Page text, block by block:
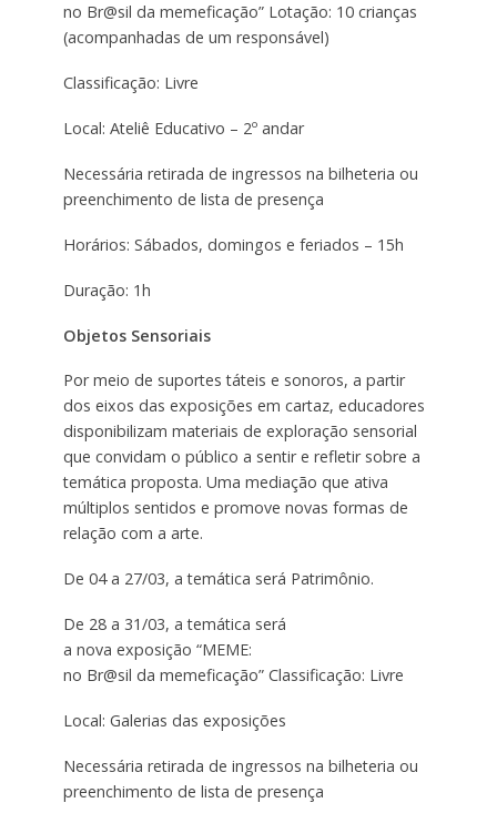
no Br@sil da memeficação” Lotação: 10 crianças
(acompanhadas de um responsável)
Classificação: Livre
Local: Ateliê Educativo – 2º andar
Necessária retirada de ingressos na bilheteria ou
preenchimento de lista de presença
Horários: Sábados, domingos e feriados – 15h
Duração: 1h
Objetos Sensoriais
Por meio de suportes táteis e sonoros, a partir
dos eixos das exposições em cartaz, educadores
disponibilizam materiais de exploração sensorial
que convidam o público a sentir e refletir sobre a
temática proposta. Uma mediação que ativa
múltiplos sentidos e promove novas formas de
relação com a arte.
De 04 a 27/03, a temática será Patrimônio.
De 28 a 31/03, a temática será
a nova exposição “MEME:
no Br@sil da memeficação” Classificação: Livre
Local: Galerias das exposições
Necessária retirada de ingressos na bilheteria ou
preenchimento de lista de presença